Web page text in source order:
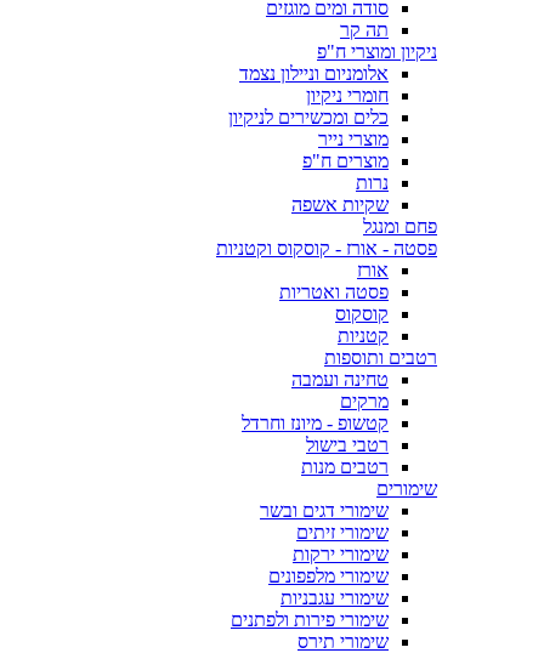
סודה ומים מוגזים
תה קר
ניקיון ומוצרי ח"פ
אלומניום וניילון נצמד
חומרי ניקיון
כלים ומכשירים לניקיון
מוצרי נייר
מוצרים ח"פ
נרות
שקיות אשפה
פחם ומנגל
פסטה - אורז - קוסקוס וקטניות
אורז
פסטה ואטריות
קוסקוס
קטניות
רטבים ותוספות
טחינה ועמבה
מרקים
קטשופ - מיונז וחרדל
רטבי בישול
רטבים מנות
שימורים
שימורי דגים ובשר
שימורי זיתים
שימורי ירקות
שימורי מלפפונים
שימורי עגבניות
שימורי פירות ולפתנים
שימורי תירס